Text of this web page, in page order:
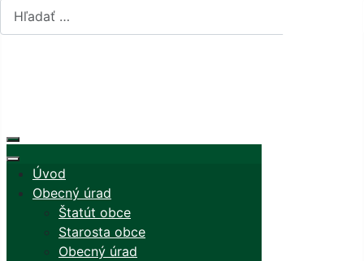
Úvod
Obecný úrad
Štatút obce
Starosta obce
Obecný úrad